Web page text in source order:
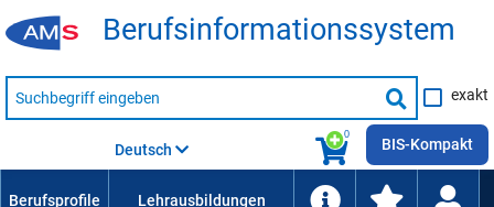
Be­rufs­in­for­ma­ti­ons­sys­tem
Suche
nach
Suche
starten
exakt
0
Deutsch BIS-Kompakt